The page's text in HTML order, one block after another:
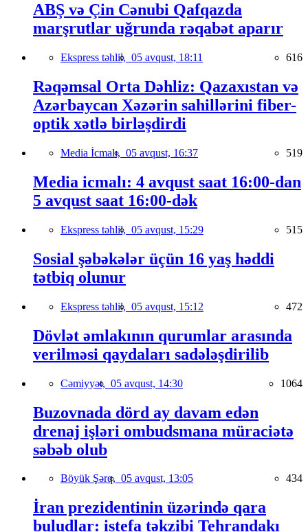
ABŞ və Çin Cənubi Qafqazda
marşrutlar uğrunda rəqabət aparır
Ekspress təhlil, 05 avqust, 18:11 616
Rəqəmsal Orta Dəhliz: Qazaxıstan və
Azərbaycan Xəzərin sahillərini fiber-
optik xətlə birləşdirdi
Media İcmalı, 05 avqust, 16:37 519
Media icmalı: 4 avqust saat 16:00-dan
5 avqust saat 16:00-dək
Ekspress təhlil, 05 avqust, 15:29 515
Sosial şəbəkələr üçün 16 yaş həddi
tətbiq olunur
Ekspress təhlil, 05 avqust, 15:12 472
Dövlət əmlakının qurumlar arasında
verilməsi qaydaları sadələşdirilib
Cəmiyyət, 05 avqust, 14:30 1064
Buzovnada dörd ay davam edən
drenaj işləri ombudsmana müraciətə
səbəb olub
Böyük Şərq, 05 avqust, 13:05 434
İran prezidentinin üzərində qara
buludlar: istefa təkzibi Tehrandakı